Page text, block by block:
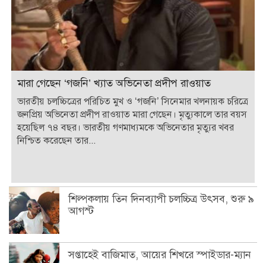
মারা গেছেন ‘গজনি’ খ্যাত অভিনেতা প্রদীপ রাওয়াত
ভারতীয় চলচ্চিত্রের পরিচিত মুখ ও ‘গজনি’ সিনেমার খলনায়ক চরিত্রে
জনপ্রিয় অভিনেতা প্রদীপ রাওয়াত মারা গেছেন। মৃত্যুকালে তার বয়স
হয়েছিল ৭৪ বছর। ভারতীয় গণমাধ্যমকে অভিনেতার মৃত্যুর খবর
নিশ্চিত করেছেন তার...
শিল্পকলায় তিন দিনব্যাপী চলচ্চিত্র উৎসব, শুরু ৯
আগস্ট
সপ্তাহেই বাজিমাত, আয়ের শিখরে স্পাইডার-ম্যান